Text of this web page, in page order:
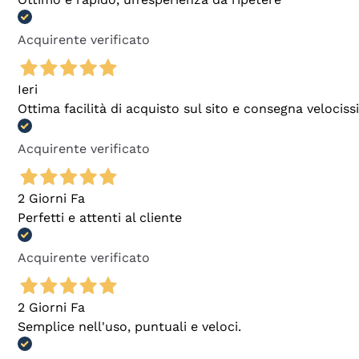
Acquirente verificato
Ieri
Ottima facilità di acquisto sul sito e consegna
Acquirente verificato
2 Giorni Fa
Perfetti e attenti al cliente
Acquirente verificato
2 Giorni Fa
Semplice nell'uso, puntuali e veloci.